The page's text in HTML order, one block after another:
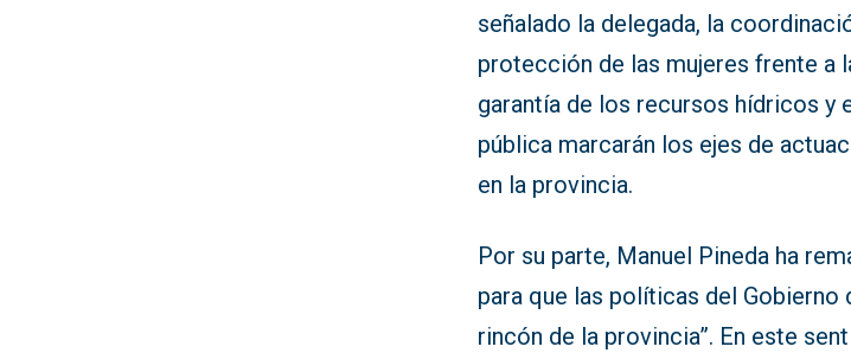
señalado la delegada, la
protección de las mujeres frente a
garantía de los recursos hídricos y
pública marcarán los ejes de
en la provincia.
Por su parte, Manuel Pineda ha
para que las políticas del Gobierno
rincón de la provincia”. En este